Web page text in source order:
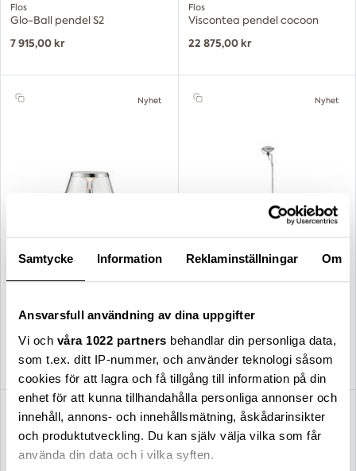
Samtycke Information Reklaminställningar Om
Ansvarsfull användning av dina uppgifter
Vi och våra 1022 partners behandlar din personliga data,
som t.ex. ditt IP-nummer, och använder teknologi såsom
cookies för att lagra och få tillgång till information på din
enhet för att kunna tillhandahålla personliga annonser och
innehåll, annons- och innehållsmätning, åskådarinsikter
och produktutveckling. Du kan själv välja vilka som får
använda din data och i vilka syften.
Flos
Glo-Ball pendel S2
7 915,00 kr
Flos
Viscontea pendel cocoon
22 875,00 kr
Nyhet
Flos
Bon Jour unplugged portabel
bordslampa / krom
2 970,00 kr
Nyhet
Flos
Toio LED golvlampa svart
17 500,00 kr
Nyhet Nyhet